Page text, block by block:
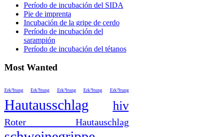
Período de incubación del SIDA
Pie de imprenta
Incubación de la gripe de cerdo
Período de incubación del
sarampión
Período de incubación del tétanos
Most Wanted
Erk?ltung Erk?ltung Erk?ltung Erk?ltung Erk?ltung
Hautausschlag hiv
Roter Hautauschlag